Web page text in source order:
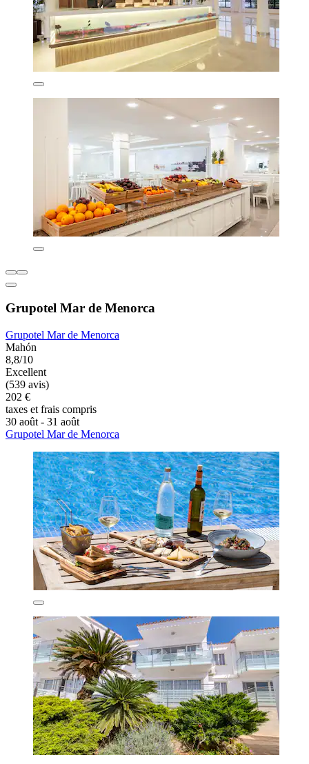
Grupotel Mar de Menorca
Grupotel Mar de Menorca
Mahón
8,8/10
Excellent
(539 avis)
202 €
taxes et frais compris
30 août - 31 août
Grupotel Mar de Menorca